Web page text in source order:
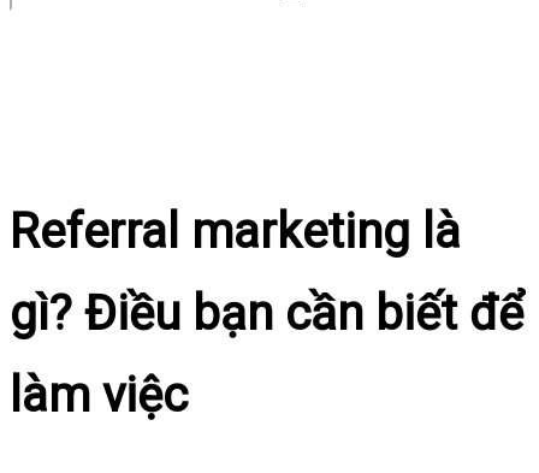
Referral marketing là
gì? Điều bạn cần biết để
làm việc